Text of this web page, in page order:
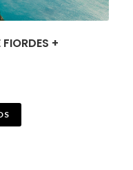
+